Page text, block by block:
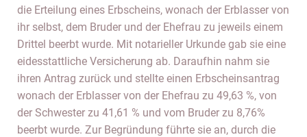
die Erteilung eines Erbscheins, wonach der Erblasser von
ihr selbst, dem Bruder und der Ehefrau zu jeweils einem
Drittel beerbt wurde. Mit notarieller Urkunde gab sie eine
eidesstattliche Versicherung ab. Daraufhin nahm sie
ihren Antrag zurück und stellte einen Erbscheinsantrag
wonach der Erblasser von der Ehefrau zu 49,63 %, von
der Schwester zu 41,61 % und vom Bruder zu 8,76%
beerbt wurde. Zur Begründung führte sie an, durch die